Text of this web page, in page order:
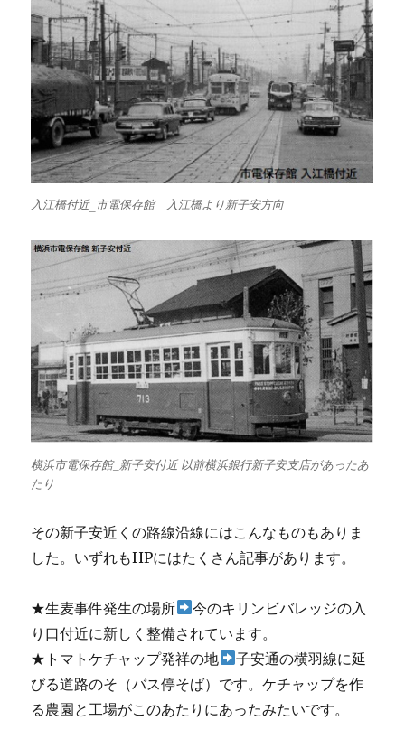
入江橋付近‗市電保存館 入江橋より新子安方向
横浜市電保存館‗新子安付近 以前横浜銀行新子安支店があったあ
たり
その新子安近くの路線沿線にはこんなものもありま
した。いずれもHPにはたくさん記事があります。
★生麦事件発生の場所
今のキリンビバレッジの入
り口付近に新しく整備されています。
★トマトケチャップ発祥の地
子安通の横羽線に延
びる道路のそ（バス停そば）です。ケチャップを作
る農園と工場がこのあたりにあったみたいです。